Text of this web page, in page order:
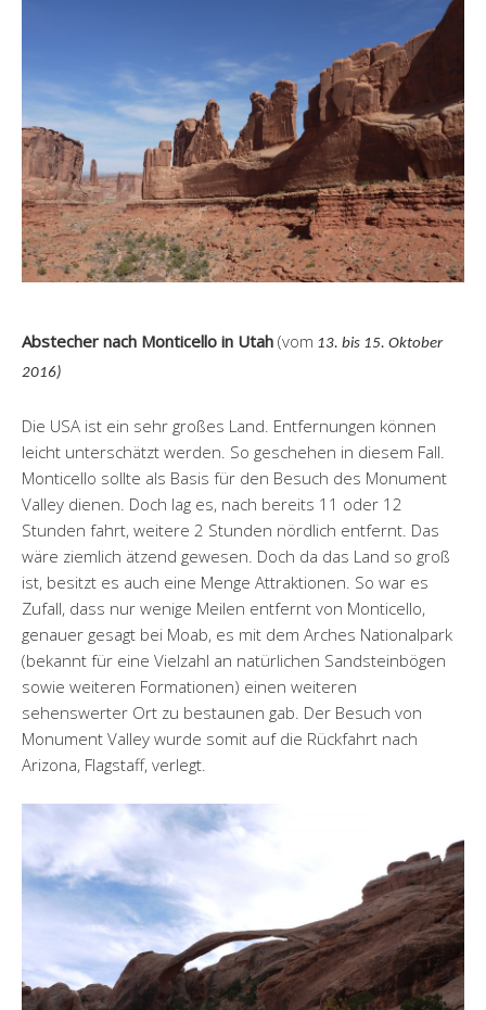
Abstecher nach Monticello in Utah (vom 13. bis 15. Oktober
2016)
Die USA ist ein sehr großes Land. Entfernungen können
leicht unterschätzt werden. So geschehen in diesem Fall.
Monticello sollte als Basis für den Besuch des Monument
Valley dienen. Doch lag es, nach bereits 11 oder 12
Stunden fahrt, weitere 2 Stunden nördlich entfernt. Das
wäre ziemlich ätzend gewesen. Doch da das Land so groß
ist, besitzt es auch eine Menge Attraktionen. So war es
Zufall, dass nur wenige Meilen entfernt von Monticello,
genauer gesagt bei Moab, es mit dem Arches Nationalpark
(bekannt für eine Vielzahl an natürlichen Sandsteinbögen
sowie weiteren Formationen) einen weiteren
sehenswerter Ort zu bestaunen gab. Der Besuch von
Monument Valley wurde somit auf die Rückfahrt nach
Arizona, Flagstaff, verlegt.